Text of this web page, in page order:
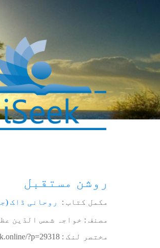
روشن مستقبل
مکمل کتاب : روحانی ڈاک
مصنف : خواجہ شمس الدّین
مختصر لنک : ?p=29318